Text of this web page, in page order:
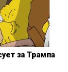
за Трампа